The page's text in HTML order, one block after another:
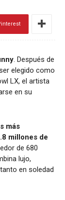
. Después de
elegido como
LX, el artista
en su
más
millones de
de 680
lujo,
en soledad